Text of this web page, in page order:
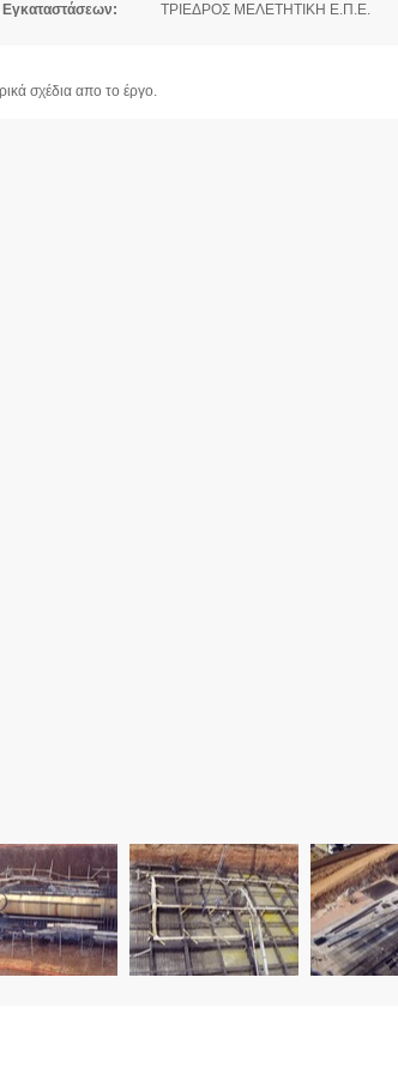
ΤΡΙΕΔΡΟΣ ΜΕΛΕΤΗΤΙΚΗ Ε.Π.Ε.
σχέδια απο το έργο.